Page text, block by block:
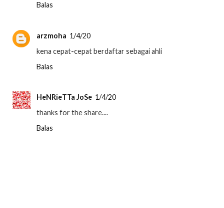
Balas
arzmoha 1/4/20
kena cepat-cepat berdaftar sebagai ahli
Balas
HeNRieTTa JoSe 1/4/20
thanks for the share....
Balas